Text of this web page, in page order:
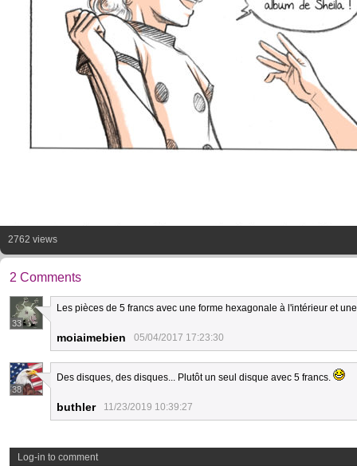
2762 views
2 Comments
33
Les pièces de 5 francs avec une forme hexagonale à l'intérieur et
moiaimebien 05/04/2017 17:23:30
38
Des disques, des disques... Plutôt un seul disque avec 5 francs.
buthler 11/23/2019 10:39:27
Log-in to comment